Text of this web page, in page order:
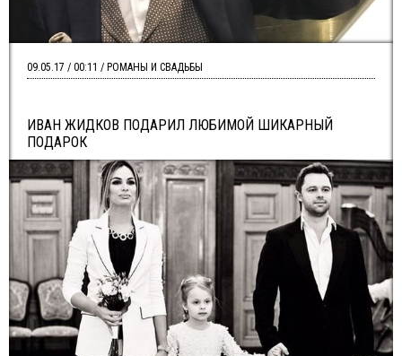
ИВАН ЖИДКОВ ПОДАРИЛ ЛЮБИМОЙ ШИКАРНЫЙ
ПОДАРОК
09.05.17 / 00:11 / РОМАНЫ И СВАДЬБЫ